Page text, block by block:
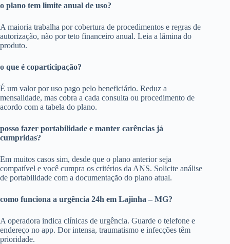
o plano tem limite anual de uso?
A maioria trabalha por cobertura de procedimentos e regras de
autorização, não por teto financeiro anual. Leia a lâmina do
produto.
o que é coparticipação?
É um valor por uso pago pelo beneficiário. Reduz a
mensalidade, mas cobra a cada consulta ou procedimento de
acordo com a tabela do plano.
posso fazer portabilidade e manter carências já
cumpridas?
Em muitos casos sim, desde que o plano anterior seja
compatível e você cumpra os critérios da ANS. Solicite análise
de portabilidade com a documentação do plano atual.
como funciona a urgência 24h em Lajinha – MG?
A operadora indica clínicas de urgência. Guarde o telefone e
endereço no app. Dor intensa, traumatismo e infecções têm
prioridade.